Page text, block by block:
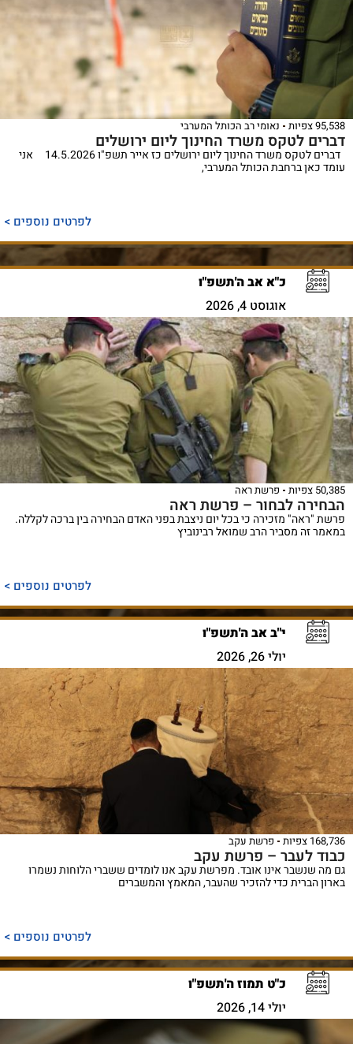
95,538 צפיות נאומי רב הכותל המערבי
דברים לטקס משרד החינוך ליום ירושלים
דברים לטקס משרד החינוך ליום ירושלים כז אייר תשפ"ו 14.5.2026 אני
עומד כאן ברחבת הכותל המערבי,
לפרטים נוספים >
כ"א אב ה'תשפ"ו
אוגוסט 4, 2026
50,385 צפיות פרשת ראה
הבחירה לבחור – פרשת ראה
פרשת "ראה" מזכירה כי בכל יום ניצבת בפני האדם הבחירה בין ברכה לקללה.
במאמר זה מסביר הרב שמואל רבינוביץ
לפרטים נוספים >
י"ב אב ה'תשפ"ו
יולי 26, 2026
168,736 צפיות פרשת עקב
כבוד לעבר – פרשת עקב
גם מה שנשבר אינו אובד. מפרשת עקב אנו לומדים ששברי הלוחות נשמרו
בארון הברית כדי להזכיר שהעבר, המאמץ והמשברים
לפרטים נוספים >
כ"ט תמוז ה'תשפ"ו
יולי 14, 2026